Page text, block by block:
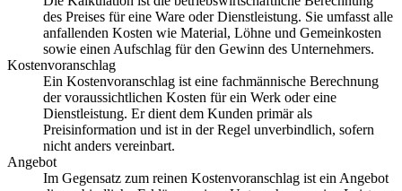
des Preises für eine Ware oder Dienstleistung. Sie umfasst alle
anfallenden Kosten wie Material, Löhne und Gemeinkosten
sowie einen Aufschlag für den Gewinn des Unternehmers.
Kostenvoranschlag
Ein Kostenvoranschlag ist eine fachmännische Berechnung
der voraussichtlichen Kosten für ein Werk oder eine
Dienstleistung. Er dient dem Kunden primär als
Preisinformation und ist in der Regel unverbindlich, sofern
nicht anders vereinbart.
Angebot
Im Gegensatz zum reinen Kostenvoranschlag ist ein Angebot